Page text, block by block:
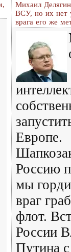
Михаил
ВСУ, но их нет
врага его же
Европе.
Россию
мы
враг
флот.
России
Путина